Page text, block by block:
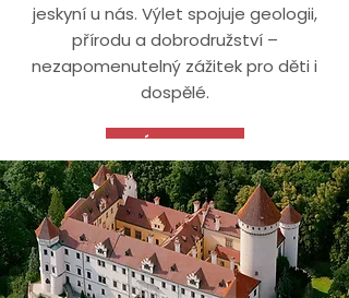
jeskyní u nás. Výlet spojuje geologii,
přírodu a dobrodružství –
nezapomenutelný zážitek pro děti i
dospělé.
VÍCE ZDE